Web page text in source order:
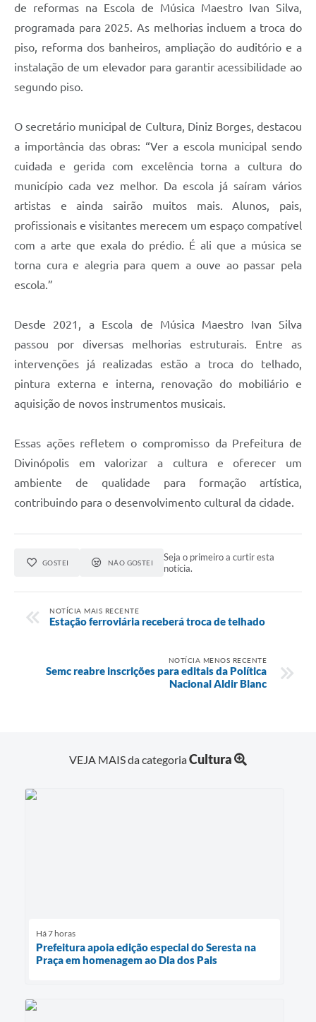
de reformas na Escola de Música Maestro Ivan Silva,
programada para 2025. As melhorias incluem a troca do
piso, reforma dos banheiros, ampliação do auditório e a
instalação de um elevador para garantir acessibilidade ao
segundo piso.
O secretário municipal de Cultura, Diniz Borges, destacou
a importância das obras: “Ver a escola municipal sendo
cuidada e gerida com excelência torna a cultura do
município cada vez melhor. Da escola já saíram vários
artistas e ainda sairão muitos mais. Alunos, pais,
profissionais e visitantes merecem um espaço compatível
com a arte que exala do prédio. É ali que a música se
torna cura e alegria para quem a ouve ao passar pela
escola.”
Desde 2021, a Escola de Música Maestro Ivan Silva
passou por diversas melhorias estruturais. Entre as
intervenções já realizadas estão a troca do telhado,
pintura externa e interna, renovação do mobiliário e
aquisição de novos instrumentos musicais.
Essas ações refletem o compromisso da Prefeitura de
Divinópolis em valorizar a cultura e oferecer um
ambiente de qualidade para formação artística,
contribuindo para o desenvolvimento cultural da cidade.
GOSTEI NÃO GOSTEI
Seja o primeiro a curtir esta
notícia.
NOTÍCIA MAIS RECENTE
Estação ferroviária receberá troca de telhado
NOTÍCIA MENOS RECENTE
Semc reabre inscrições para editais da Política
Nacional Aldir Blanc
VEJA MAIS da categoriaCultura
Há 7 horas
Prefeitura apoia edição especial do Seresta na
Praça em homenagem ao Dia dos Pais